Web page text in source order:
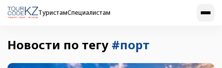
ТуристамСпециалистам
Новости по тегу #порт